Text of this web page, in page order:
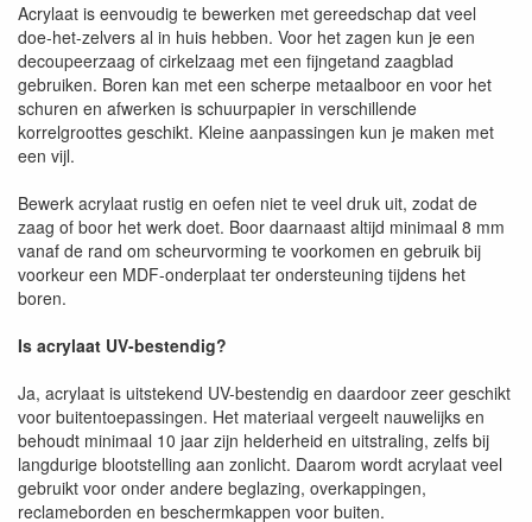
Acrylaat is eenvoudig te bewerken met gereedschap dat veel
doe-het-zelvers al in huis hebben. Voor het zagen kun je een
decoupeerzaag of cirkelzaag met een fijngetand zaagblad
gebruiken. Boren kan met een scherpe metaalboor en voor het
schuren en afwerken is schuurpapier in verschillende
korrelgroottes geschikt. Kleine aanpassingen kun je maken met
een vijl.
Bewerk acrylaat rustig en oefen niet te veel druk uit, zodat de
zaag of boor het werk doet. Boor daarnaast altijd minimaal 8 mm
vanaf de rand om scheurvorming te voorkomen en gebruik bij
voorkeur een MDF-onderplaat ter ondersteuning tijdens het
boren.
Is acrylaat UV-bestendig?
Ja, acrylaat is uitstekend UV-bestendig en daardoor zeer geschikt
voor buitentoepassingen. Het materiaal vergeelt nauwelijks en
behoudt minimaal 10 jaar zijn helderheid en uitstraling, zelfs bij
langdurige blootstelling aan zonlicht. Daarom wordt acrylaat veel
gebruikt voor onder andere beglazing, overkappingen,
reclameborden en beschermkappen voor buiten.